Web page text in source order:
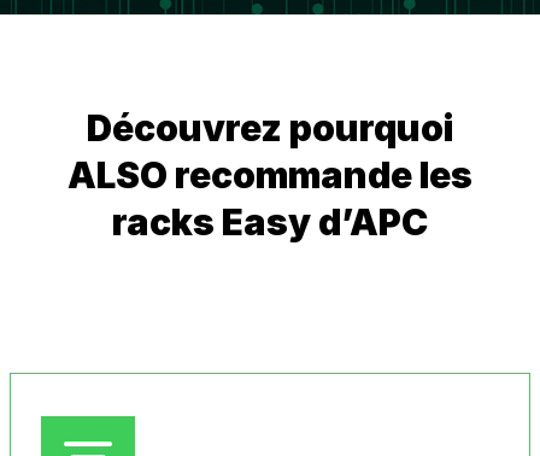
Découvrez pourquoi
ALSO recommande les
racks Easy d’APC